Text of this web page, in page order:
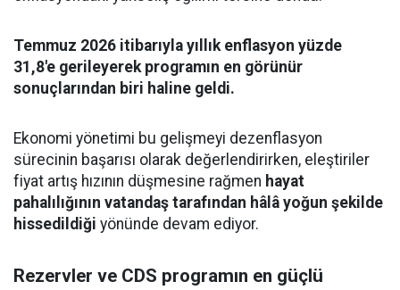
Temmuz 2026 itibarıyla yıllık enflasyon yüzde
31,8'e gerileyerek programın en görünür
sonuçlarından biri haline geldi.
Ekonomi yönetimi bu gelişmeyi dezenflasyon
sürecinin başarısı olarak değerlendirirken, eleştiriler
fiyat artış hızının düşmesine rağmen hayat
pahalılığının vatandaş tarafından hâlâ yoğun şekilde
hissedildiği yönünde devam ediyor.
Rezervler ve CDS programın en güçlü